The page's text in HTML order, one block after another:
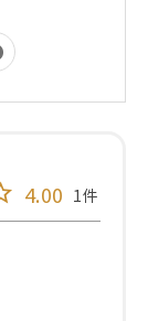
4.00 1